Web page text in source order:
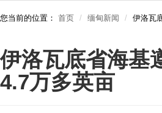
您当前的位置： 首页 缅甸新闻 伊洛瓦
伊洛瓦底省海基
4.7万多英亩